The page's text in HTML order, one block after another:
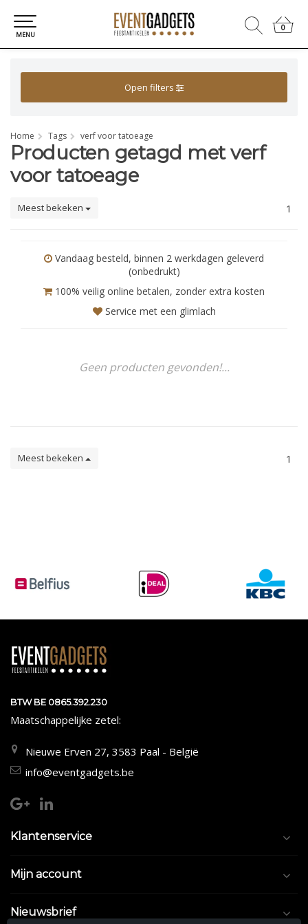
0
0
MENU
Open filters
Home Tags verf voor tatoeage
Producten getagd met verf
voor tatoeage
Meest bekeken 1
Vandaag besteld, binnen 2 werkdagen geleverd
(onbedrukt)
100% veilig online betalen, zonder extra kosten
Service met een glimlach
Geen producten gevonden!...
Meest bekeken 1
BTW BE 0865.392.230
Maatschappelijke zetel:
Nieuwe Erven 27, 3583 Paal - België
info@eventgadgets.be
Klantenservice
Mijn account
Nieuwsbrief